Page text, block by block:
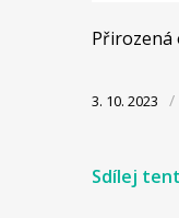
Přirozená
3. 10. 2023 /
Sdílej